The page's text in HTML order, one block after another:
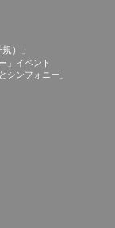
）」
」イベント
シンフォニー」